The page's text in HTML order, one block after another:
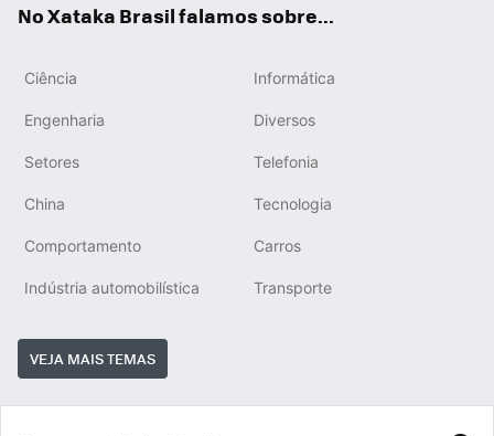
No Xataka Brasil falamos sobre...
Ciência Informática
Engenharia Diversos
Setores Telefonia
China Tecnologia
Comportamento Carros
Indústria automobilística Transporte
VEJA MAIS TEMAS